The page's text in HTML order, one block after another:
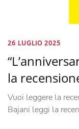
26 LUGLIO 2025
la
Vuoi leggere la
Bajani leggi la